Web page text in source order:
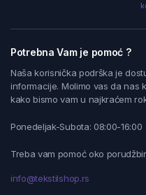
Potrebna Vam je pomoć ?
Naša korisnička podrška je
informacije. Molimo vas da nas
kako bismo vam u najkraćem
Ponedeljak-Subota: 08:00-16:00
Treba vam pomoć oko
info@tekstilshop.rs